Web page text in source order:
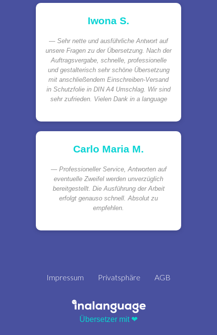
Iwona S.
Sehr nette und ausführliche Antwort auf
unsere Fragen zu der Übersetzung. Nach der
Auftragsvergabe, schnelle, professionelle
und gestalterisch sehr schöne Übersetzung
mit anschließendem Einschreiben-Versand
in Schutzfolie in DIN A4 Umschlag. Wir sind
sehr zufrieden. Vielen Dank in a language
Carlo Maria M.
Professioneller Service, Antworten auf
eventuelle Zweifel werden unverzüglich
bereitgestellt. Die Ausführung der Arbeit
erfolgt genauso schnell. Absolut zu
empfehlen.
Impressum Privatsphäre AGB
Übersetzer mit ❤